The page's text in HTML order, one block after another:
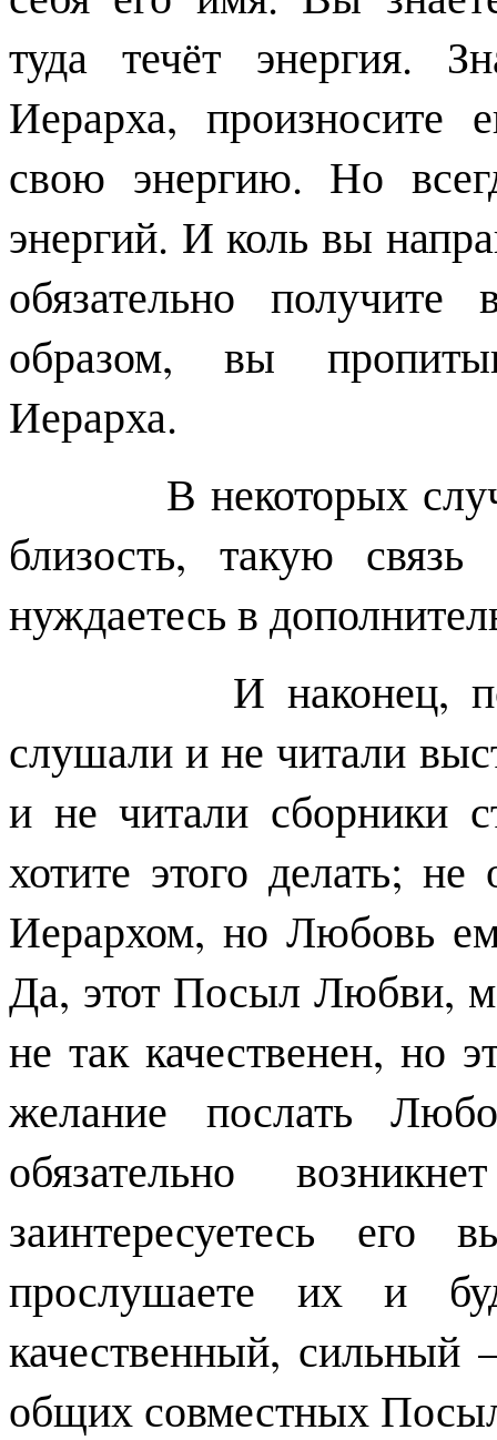
туда течёт энергия.
Иерарха, произносите
свою энергию. Но
энергий. И коль вы
обязательно
образом, вы
Иерарха.
В некоторых
близость, такую
нуждаетесь в
И наконец,
слушали и не читали
и не читали сборники
хотите этого делать;
Иерархом, но Любовь
Да, этот Посыл Любви,
не так качественен, но
желание послать
обязательно
заинтересуетесь его
прослушаете их и
качественный, сильный
общих совместных